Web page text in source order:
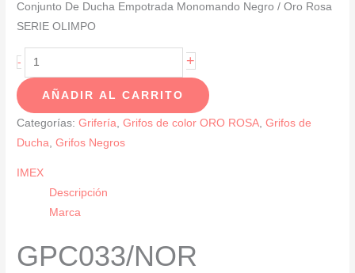
Conjunto De Ducha Empotrada Monomando Negro / Oro Rosa
SERIE OLIMPO
-
Conjunto
De
Ducha
Empotrada
Monomando
/
Rosa
OLIMPO
+
AÑADIR AL CARRITO
Categorías:Grifería ,Grifos de color ORO ROSA ,Grifos de
Ducha ,Grifos Negros
IMEX
Descripción
Marca
GPC033/NOR